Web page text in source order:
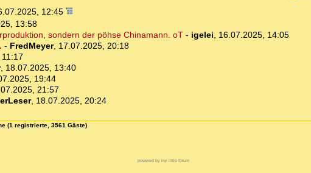
12:45
13:58
sondern der pöhse Chinamann. oT- igelei, 16.07.2025, 14:05
- FredMeyer, 17.07.2025, 20:18
, 18.07.2025, 13:40
19:44
21:57
, 18.07.2025, 20:24
(1 registrierte, 3561 Gäste)
powered by my little forum